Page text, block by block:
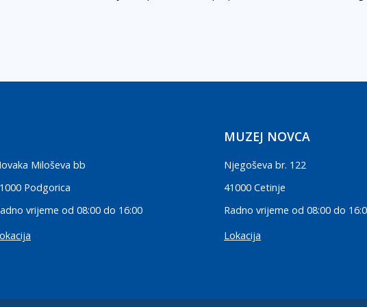
Miloševa bb
Podgorica
vrijeme od 08:00 do 16:00
MUZEJ NOVCA
Njegoševa br. 122
41000 Cetinje
Radno vrijeme od 08:00 do
Lokacija